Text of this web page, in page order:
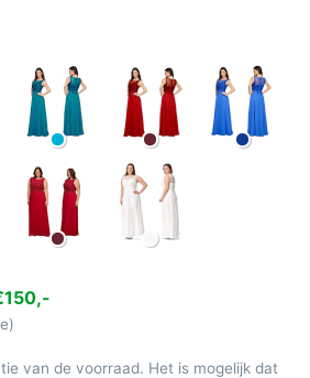
van de voorraad. Het is mogelijk dat